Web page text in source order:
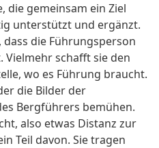
die gemeinsam ein Ziel
unterstützt und ergänzt.
die Führungsperson
schafft sie den
wo es Führung braucht.
die Bilder der
Bergführers bemühen.
also etwas Distanz zur
Teil davon. Sie tragen